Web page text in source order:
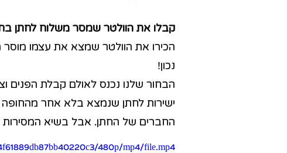
קבלו את הוולטר שמסר משלוח לחתן
הכירו את הוולטר שמצא את עצמו
נכון!
הבחור שלנו נכנס לאולם קבלת
ישירות לחתן שנמצא בלא אחר
החברים של החתן. אבל בשיא
480p/mp4/file.mp4